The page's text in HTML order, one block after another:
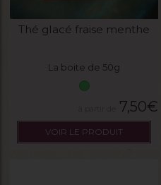
Thé glacé fraise menthe
La boite de 50g
7,50€
VOIR LE PRODUIT